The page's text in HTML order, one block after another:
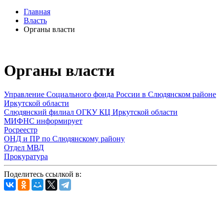
Главная
Власть
Органы власти
Органы власти
Управление Социального фонда России в Слюдянском районе
Иркутской области
Слюдянский филиал ОГКУ КЦ Иркутской области
МИФНС информирует
Росреестр
ОНД и ПР по Слюдянскому району
Отдел МВД
Прокуратура
Поделитесь ссылкой в: